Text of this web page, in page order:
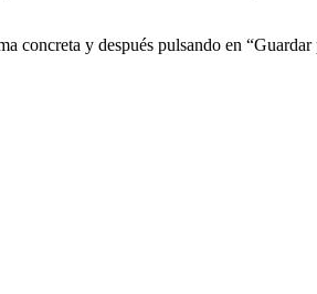
concreta y después pulsando en